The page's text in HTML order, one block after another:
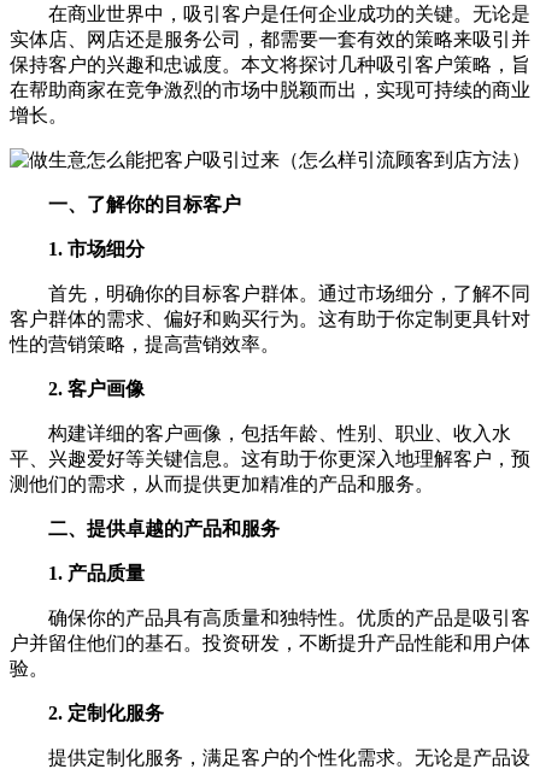
在商业世界中，吸引客户是任何企业成功的关键。无论是
实体店、网店还是服务公司，都需要一套有效的策略来吸引并
保持客户的兴趣和忠诚度。本文将探讨几种吸引客户策略，旨
在帮助商家在竞争激烈的市场中脱颖而出，实现可持续的商业
增长。
一、了解你的目标客户
1. 市场细分
首先，明确你的目标客户群体。通过市场细分，了解不同
客户群体的需求、偏好和购买行为。这有助于你定制更具针对
性的营销策略，提高营销效率。
2. 客户画像
构建详细的客户画像，包括年龄、性别、职业、收入水
平、兴趣爱好等关键信息。这有助于你更深入地理解客户，预
测他们的需求，从而提供更加精准的产品和服务。
二、提供卓越的产品和服务
1. 产品质量
确保你的产品具有高质量和独特性。优质的产品是吸引客
户并留住他们的基石。投资研发，不断提升产品性能和用户体
验。
2. 定制化服务
提供定制化服务，满足客户的个性化需求。无论是产品设